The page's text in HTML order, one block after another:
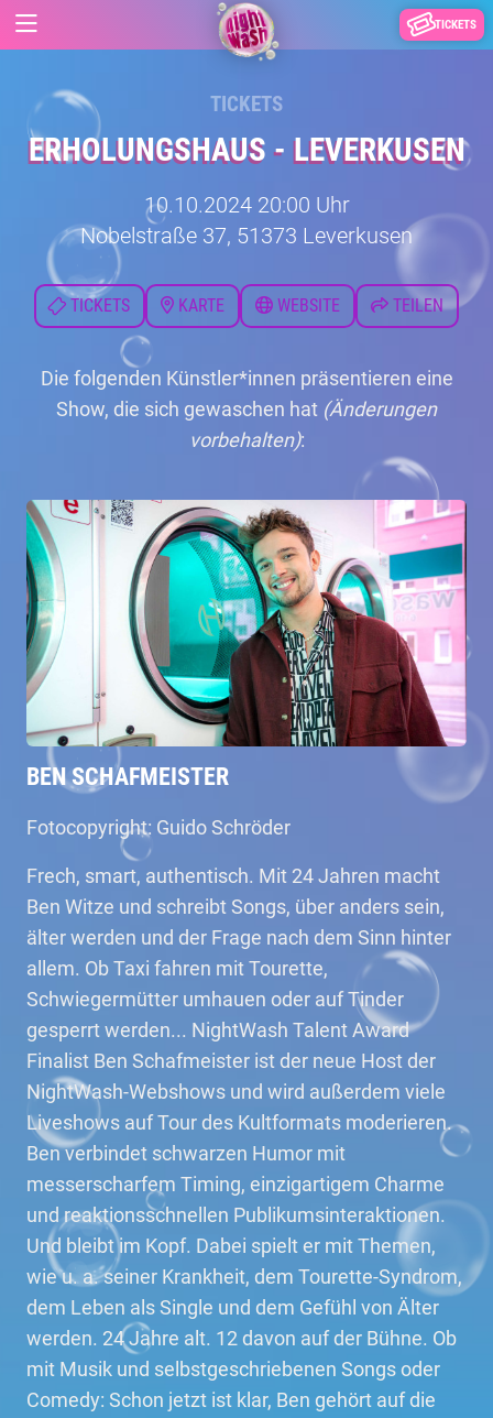
TICKETS
TICKETS
ERHOLUNGSHAUS - LEVERKUSEN
10.10.2024 20:00 Uhr
Nobelstraße 37, 51373 Leverkusen
TICKETS KARTE WEBSITE TEILEN
Die folgenden Künstler*innen präsentieren eine
Show, die sich gewaschen hat (Änderungen
vorbehalten):
BEN SCHAFMEISTER
Fotocopyright: Guido Schröder
Frech, smart, authentisch. Mit 24 Jahren macht
Ben Witze und schreibt Songs, über anders sein,
älter werden und der Frage nach dem Sinn hinter
allem. Ob Taxi fahren mit Tourette,
Schwiegermütter umhauen oder auf Tinder
gesperrt werden... NightWash Talent Award
Finalist Ben Schafmeister ist der neue Host der
NightWash-Webshows und wird außerdem viele
Liveshows auf Tour des Kultformats moderieren.
Ben verbindet schwarzen Humor mit
messerscharfem Timing, einzigartigem Charme
und reaktionsschnellen Publikumsinteraktionen.
Und bleibt im Kopf. Dabei spielt er mit Themen,
wie u. a. seiner Krankheit, dem Tourette-Syndrom,
dem Leben als Single und dem Gefühl von Älter
werden. 24 Jahre alt. 12 davon auf der Bühne. Ob
mit Musik und selbstgeschriebenen Songs oder
Comedy: Schon jetzt ist klar, Ben gehört auf die